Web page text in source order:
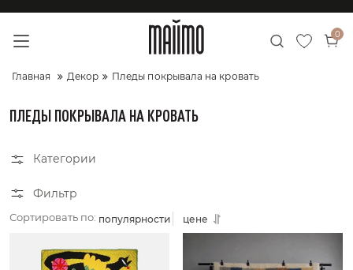
0
Главная Декор Пледы покрывала на кровать
ПЛЕДЫ ПОКРЫВАЛА НА КРОВАТЬ
Категории
Фильтр
Сортировать по: популярности цене